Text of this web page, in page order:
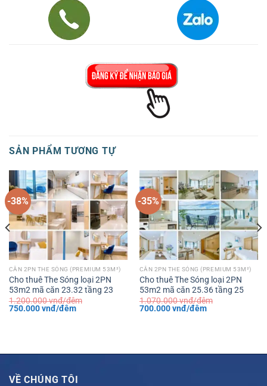
SẢN PHẨM TƯƠNG TỰ
-38%
CĂN 2PN THE SÓNG (PREMIUM 53M²)
Cho thuê The Sóng loại 2PN
53m2 mã căn 23.32 tầng 23
1.200.000vnđ/đêm
Giá
750.000vnđ/đêmGiá
-35%
CĂN 2PN THE SÓNG (PREMIUM 53M²)
Cho thuê The Sóng loại 2PN
53m2 mã căn 25.36 tầng 25
1.070.000vnđ/đêm
Giá
700.000vnđ/đêmGiá
VỀ CHÚNG TÔI